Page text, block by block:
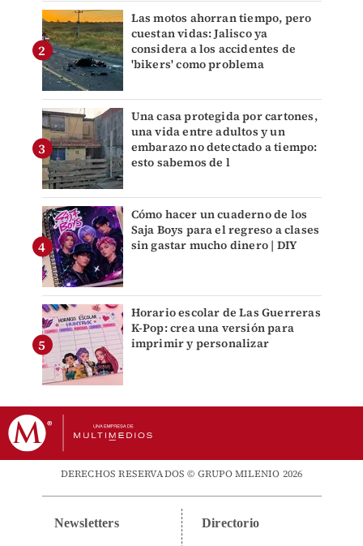
Las motos ahorran tiempo, pero
cuestan vidas: Jalisco ya
considera a los accidentes de
'bikers' como problema
Una casa protegida por cartones,
una vida entre adultos y un
embarazo no detectado a tiempo:
esto sabemos de l
Cómo hacer un cuaderno de los
Saja Boys para el regreso a clases
sin gastar mucho dinero | DIY
Horario escolar de Las Guerreras
K-Pop: crea una versión para
imprimir y personalizar
DERECHOS RESERVADOS © GRUPO MILENIO 2026
Newsletters Directorio